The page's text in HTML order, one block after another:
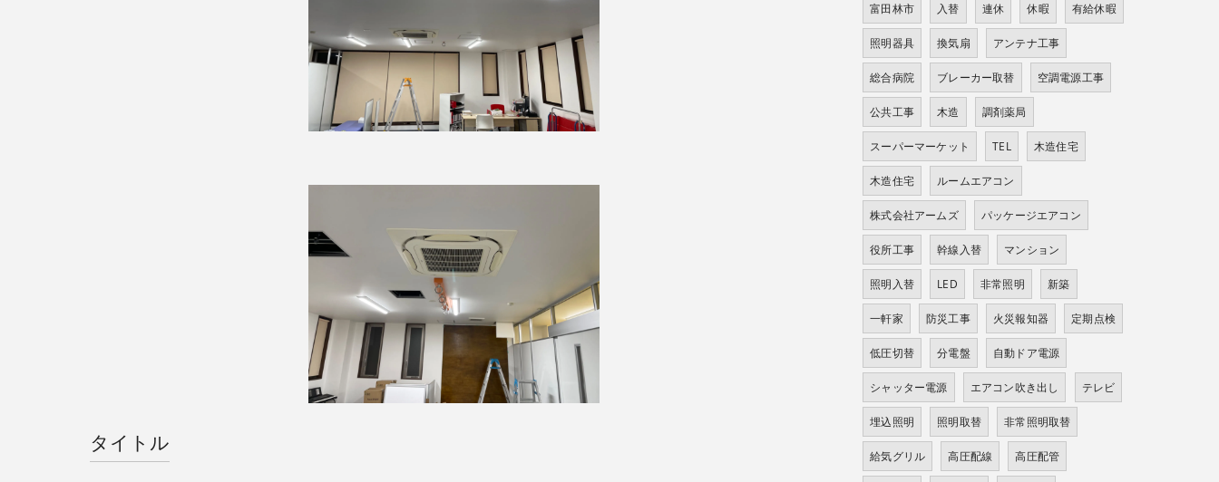
タイトル
富田林市 入替 連休 休暇 有給休暇
照明器具 換気扇 アンテナ工事
総合病院 ブレーカー取替 空調電源工事
公共工事 木造 調剤薬局
スーパーマーケット TEL 木造住宅
木造住宅 ルームエアコン
株式会社アームズ パッケージエアコン
役所工事 幹線入替 マンション
照明入替 LED 非常照明 新築
一軒家 防災工事 火災報知器 定期点検
低圧切替 分電盤 自動ドア電源
シャッター電源 エアコン吹き出し テレビ
埋込照明 照明取替 非常照明取替
給気グリル 高圧配線 高圧配管